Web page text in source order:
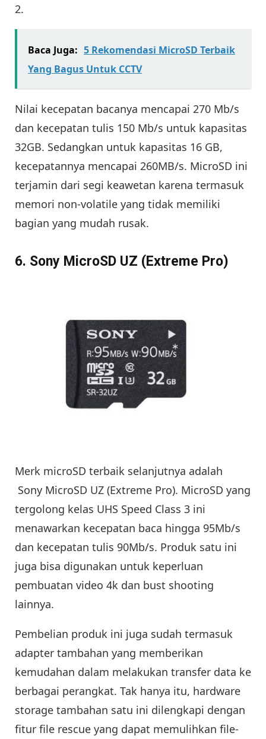
2.
Baca Juga: 5 Rekomendasi MicroSD Terbaik
Yang Bagus Untuk CCTV
Nilai kecepatan bacanya mencapai 270 Mb/s
dan kecepatan tulis 150 Mb/s untuk kapasitas
32GB. Sedangkan untuk kapasitas 16 GB,
kecepatannya mencapai 260MB/s. MicroSD ini
terjamin dari segi keawetan karena termasuk
memori non-volatile yang tidak memiliki
bagian yang mudah rusak.
6. Sony MicroSD UZ (Extreme Pro)
Merk microSD terbaik selanjutnya adalah
Sony MicroSD UZ (Extreme Pro). MicroSD yang
tergolong kelas UHS Speed Class 3 ini
menawarkan kecepatan baca hingga 95Mb/s
dan kecepatan tulis 90Mb/s. Produk satu ini
juga bisa digunakan untuk keperluan
pembuatan video 4k dan bust shooting
lainnya.
Pembelian produk ini juga sudah termasuk
adapter tambahan yang memberikan
kemudahan dalam melakukan transfer data ke
berbagai perangkat. Tak hanya itu, hardware
storage tambahan satu ini dilengkapi dengan
fitur file rescue yang dapat memulihkan file-